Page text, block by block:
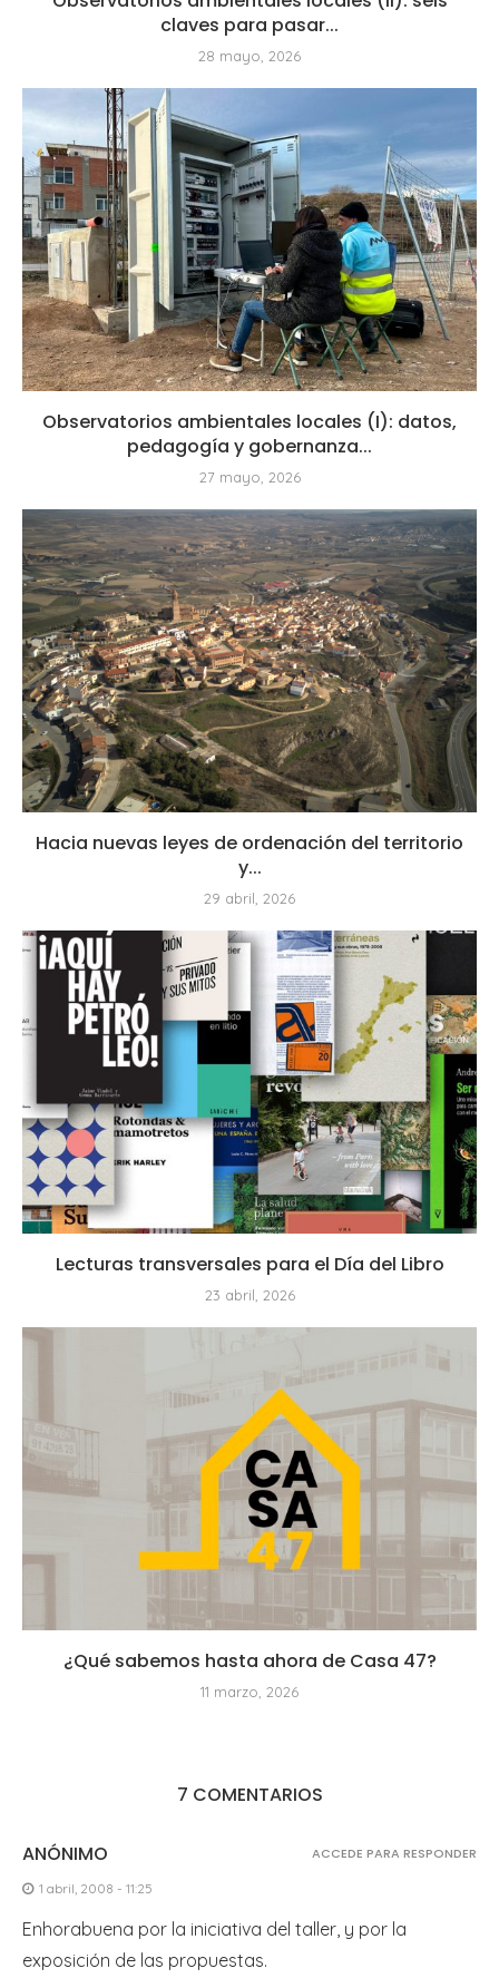
claves para pasar...
28 mayo, 2026
Observatorios ambientales locales (I): datos,
pedagogía y gobernanza...
27 mayo, 2026
Hacia nuevas leyes de ordenación del territorio
y...
29 abril, 2026
Lecturas transversales para el Día del Libro
23 abril, 2026
¿Qué sabemos hasta ahora de Casa 47?
11 marzo, 2026
7 COMENTARIOS
ANÓNIMO
1 abril, 2008 - 11:25
Enhorabuena por la iniciativa del taller, y por la
exposición de las propuestas.
ACCEDE PARA RESPONDER